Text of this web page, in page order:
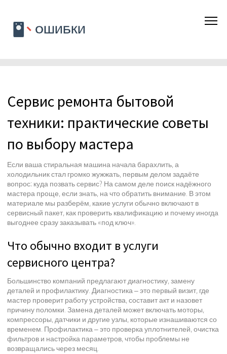
Сервис ремонта бытовой
техники: практические советы
по выбору мастера
Если ваша стиральная машина начала барахлить, а
холодильник стал громко жужжать, первым делом задаёте
вопрос: куда позвать сервис? На самом деле поиск надёжного
мастера проще, если знать, на что обратить внимание. В этом
материале мы разберём, какие услуги обычно включают в
сервисный пакет, как проверить квалификацию и почему иногда
выгоднее сразу заказывать «под ключ».
Что обычно входит в услуги
сервисного центра?
Большинство компаний предлагают диагностику, замену
деталей и профилактику. Диагностика – это первый визит, где
мастер проверит работу устройства, составит акт и назовет
причину поломки. Замена деталей может включать моторы,
компрессоры, датчики и другие узлы, которые изнашиваются со
временем. Профилактика – это проверка уплотнителей, очистка
фильтров и настройка параметров, чтобы проблемы не
возвращались через месяц.